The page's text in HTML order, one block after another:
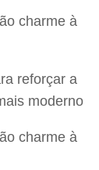
reforçar a
moderno